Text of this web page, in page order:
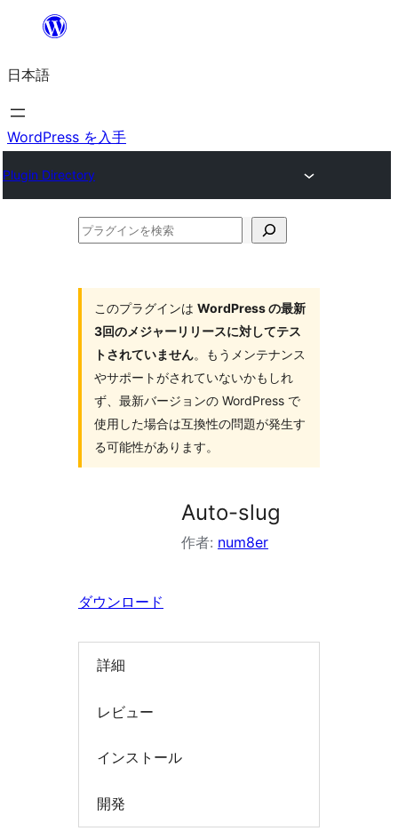
を
ス
キ
プ
日本語
WordPress を入手
Plugin Directory
プ
このプラグインは WordPress の最新
3回のメジャーリリースに対してテス
トされていません。もうメンテナンス
やサポートがされていないかもしれ
ず、最新バージョンの WordPress で
使用した場合は互換性の問題が発生す
る可能性があります。
Auto-slug
作者: num8er
ダウンロード
詳細
レビュー
インストール
開発